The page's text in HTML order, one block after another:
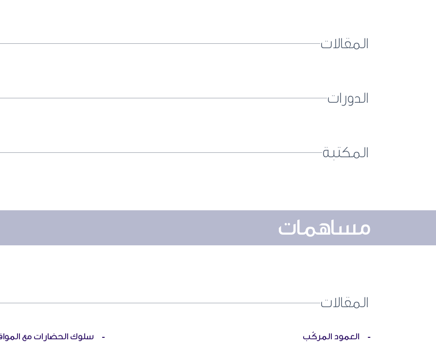
المقالات
الدورات
المكتبة
مساهمات
المقالات
- العمود المركّب - سلوك الحضارات مع